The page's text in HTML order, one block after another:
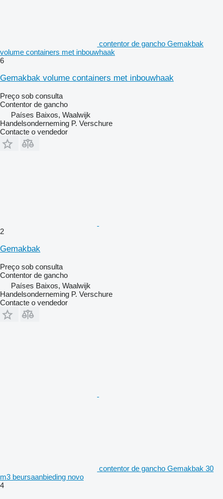
contentor de gancho Gemakbak
volume containers met inbouwhaak
6
Gemakbak volume containers met inbouwhaak
Preço sob consulta
Contentor de gancho
Países Baixos, Waalwijk
Handelsonderneming P. Verschure
Contacte o vendedor
2
Gemakbak
Preço sob consulta
Contentor de gancho
Países Baixos, Waalwijk
Handelsonderneming P. Verschure
Contacte o vendedor
contentor de gancho Gemakbak 30
m3 beursaanbieding novo
4